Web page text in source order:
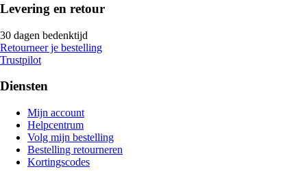
Levering en retour
30 dagen bedenktijd
Retourneer je bestelling
Trustpilot
Diensten
Mijn account
Helpcentrum
Volg mijn bestelling
Bestelling retourneren
Kortingscodes